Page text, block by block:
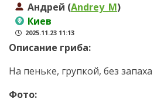
Андрей (Andrey_M)
Киев
2025.11.23 11:13
Описание гриба:
На пеньке, групкой, без запаха
Фото: